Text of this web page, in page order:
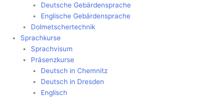
Deutsche Gebärdensprache
Englische Gebärdensprache
Dolmetschertechnik
Sprachkurse
Sprachvisum
Präsenzkurse
Deutsch in Chemnitz
Deutsch in Dresden
Englisch